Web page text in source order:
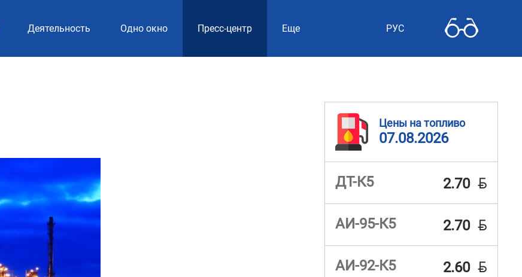
Деятельность Одно окно Пресс-центр Еще РУС
Цены на топливо
07.08.2026
ДТ-К5 2.70 BYN
АИ-95-К5 2.70 BYN
АИ-92-К5 2.60 BYN